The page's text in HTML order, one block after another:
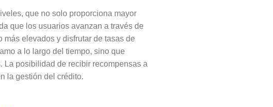
que no solo proporciona mayor
que los usuarios avanzan a través de
elevados y disfrutar de tasas de
a lo largo del tiempo, sino que
La posibilidad de recibir recompensas a
la gestión del crédito.